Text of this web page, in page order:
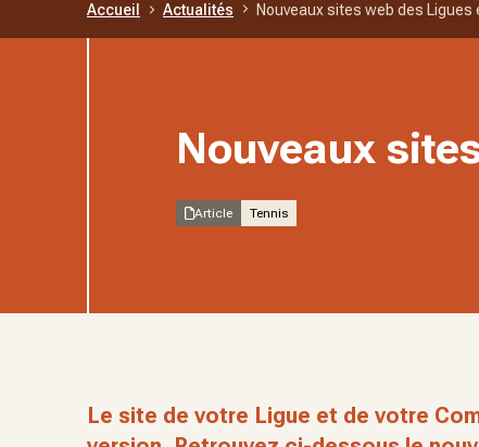
Aller au contenu principal
Accueil Actualités Nouveaux sites web des Ligues
Nouveaux
Article Tennis
Le site de votre Ligue et de votre